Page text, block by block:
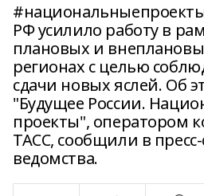
РФ усилило работу в
плановых и
регионах с целью
сдачи новых яслей. Об
"Будущее России.
проекты", оператором
ТАСС, сообщили в
ведомства.